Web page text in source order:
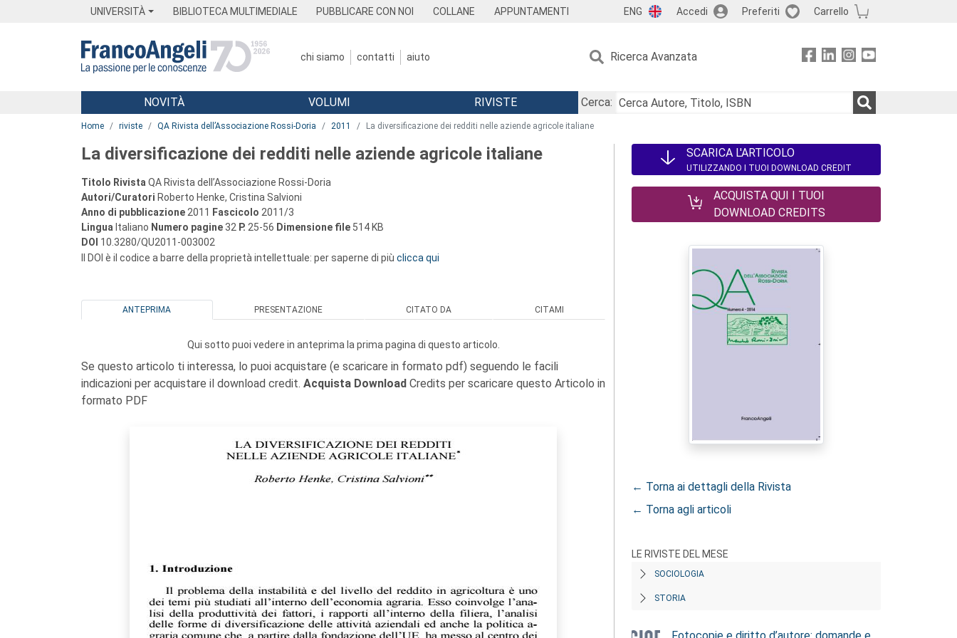
UNIVERSITÀ BIBLIOTECA MULTIMEDIALE PUBBLICARE CON NOI COLLANE APPUNTAMENTI ENG Accedi Preferiti Carrello
chi siamo contatti aiuto Ricerca Avanzata
Menu
NOVITÀ VOLUMI RIVISTE
Cerca:
Home riviste QA Rivista dell’Associazione Rossi-Doria 2011 La diversificazione dei redditi nelle aziende agricole italiane
La diversificazione dei redditi nelle aziende agricole italiane
Titolo Rivista QA Rivista dell’Associazione Rossi-Doria
Autori/Curatori Roberto Henke, Cristina Salvioni
Anno di pubblicazione 2011 Fascicolo 2011/3
Lingua Italiano Numero pagine 32 P. 25-56 Dimensione file 514 KB
DOI 10.3280/QU2011-003002
Il DOI è il codice a barre della proprietà intellettuale: per saperne di più clicca qui
ANTEPRIMA PRESENTAZIONE CITATO DA CITAMI
Qui sotto puoi vedere in anteprima la prima pagina di questo articolo.
Se questo articolo ti interessa, lo puoi acquistare (e scaricare in formato pdf) seguendo le facili
indicazioni per acquistare il download credit. Acquista Download Credits per scaricare questo Articolo in
formato PDF
SCARICA L'ARTICOLO
UTILIZZANDO I TUOI DOWNLOAD CREDIT
ACQUISTA QUI I TUOI
DOWNLOAD CREDITS
← Torna ai dettagli della Rivista
← Torna agli articoli
LE RIVISTE DEL MESE
SOCIOLOGIA
STORIA